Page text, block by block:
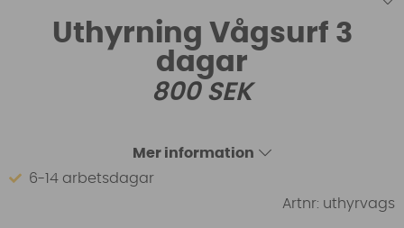
Uthyrning Vågsurf 3
dagar
800SEK
Mer information
6-14 arbetsdagar
Artnr: uthyrvags